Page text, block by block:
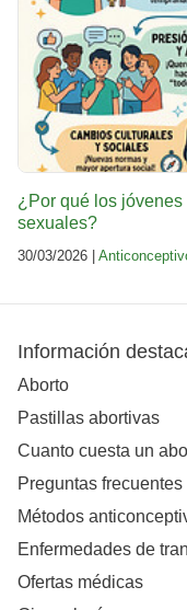
¿Por qué los
sexuales?
30/03/2026 |
Información
Aborto
Pastillas abortivas
Cuanto cuesta un
Preguntas
Métodos
Enfermedades de
Ofertas médicas